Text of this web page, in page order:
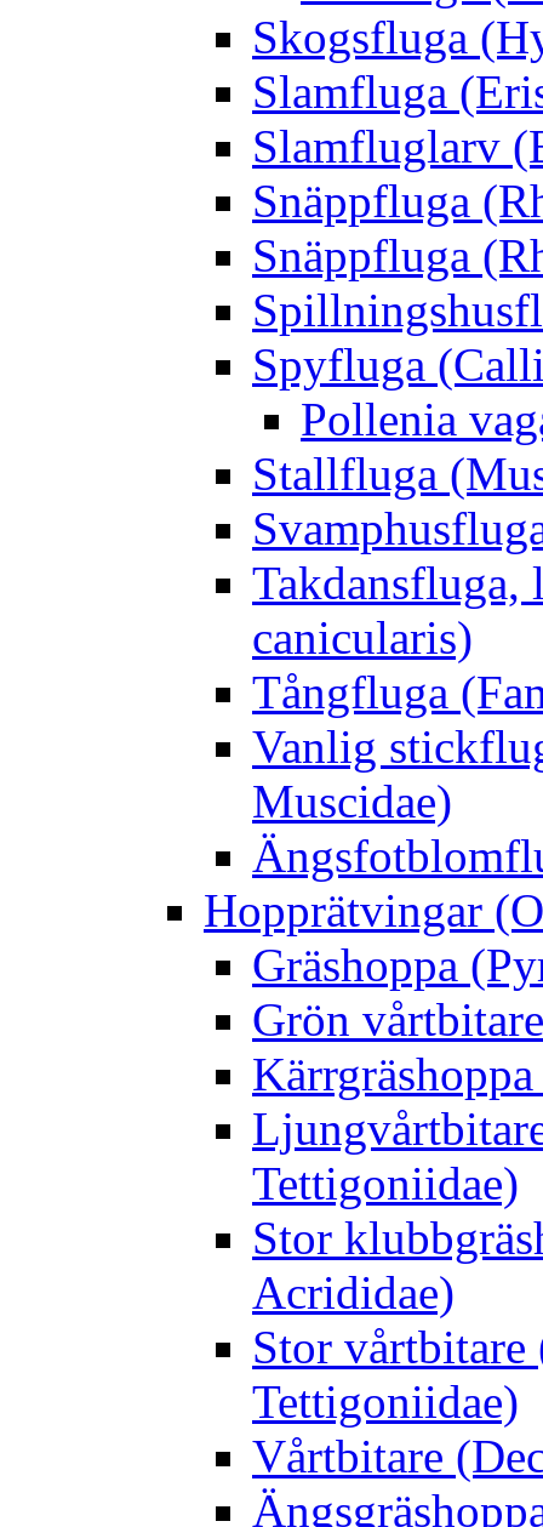
Skogsfluga
Slamfluga
Slamfluglarv
Snäppfluga
Snäppfluga
Spyfluga
Pollenia
Stallfluga
Takdansfluga,
canicularis)
Tångfluga
Vanlig
Muscidae)
Hopprätvingar
Gräshoppa
Grön
Tettigoniidae)
Stor
Acrididae)
Stor
Tettigoniidae)
Vårtbitare